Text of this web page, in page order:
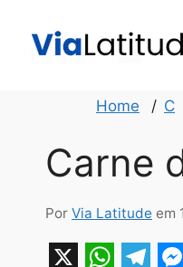
Home C
Carne
Por Via Latitude em